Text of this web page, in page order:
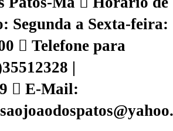
Segunda a Sexta-feira:
Telefone para
|
E-Mail: